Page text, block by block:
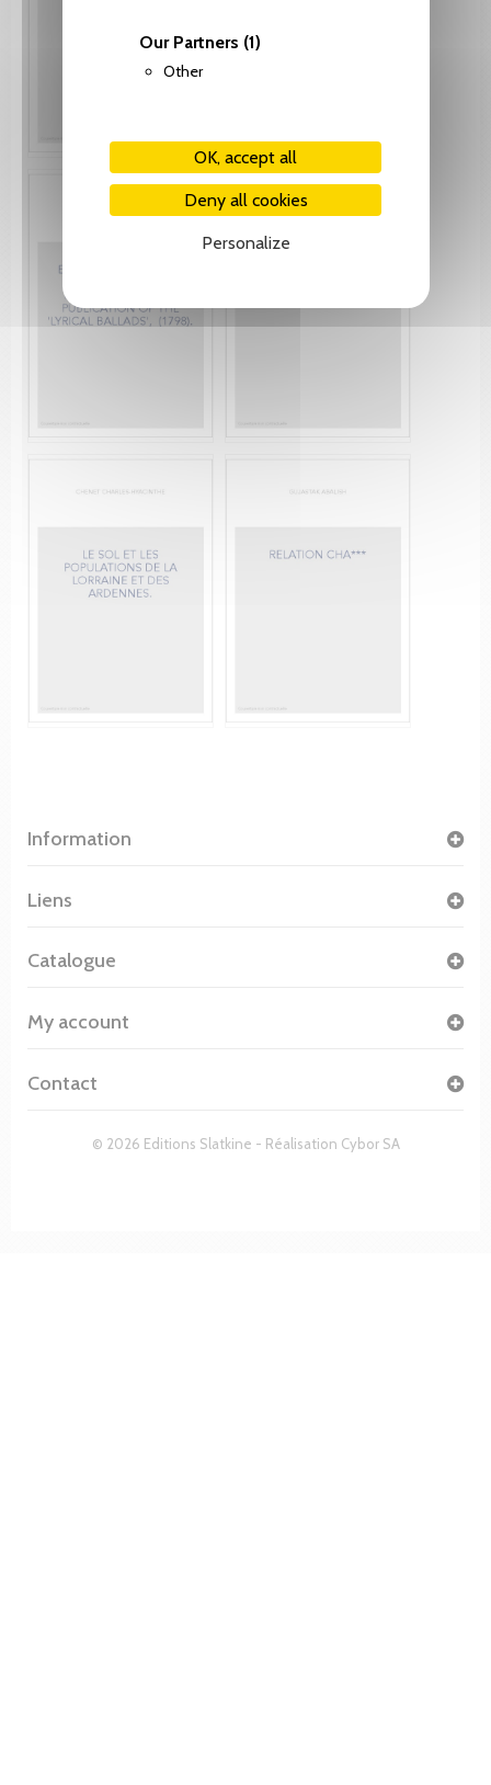
Our Partners (1)
Other
OK, accept all
Deny all cookies
Personalize
Information
© 2026 Editions Slatkine - Réalisation Cybor SA
Liens
Catalogue
My account
Contact